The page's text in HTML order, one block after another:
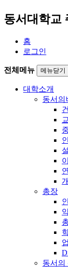
동서대학교
홈
로그인
전체메뉴 메뉴닫기
대학소개
동서의
총장
동서의